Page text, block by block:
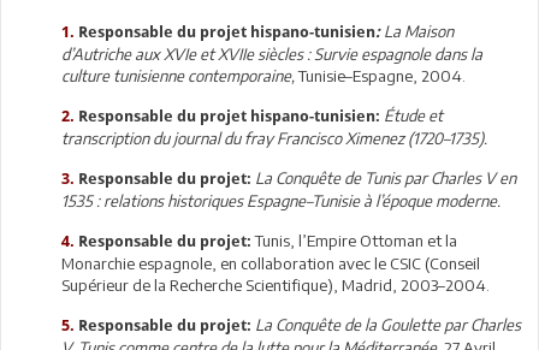
1. Responsable du projet hispano-tunisien:La Maison
d’Autriche aux XVIe et XVIIe siècles : Survie espagnole dans la
culture tunisienne contemporaine,Tunisie–Espagne, 2004.
2. Responsable du projet hispano-tunisien: Étude et
transcription du journal du fray Francisco Ximenez (1720–1735).
3. Responsable du projet: La Conquête de Tunis par Charles V en
1535 : relations historiques Espagne–Tunisie à l’époque moderne.
4. Responsable du projet:Tunis, l’Empire Ottoman et la
Monarchie espagnole, en collaboration avec le CSIC (Conseil
Supérieur de la Recherche Scientifique), Madrid, 2003–2004.
5. Responsable du projet: La Conquête de la Goulette par Charles